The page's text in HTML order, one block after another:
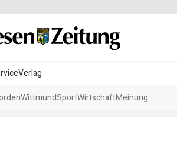
Verlag
WittmundSportWirtschaftMeinung